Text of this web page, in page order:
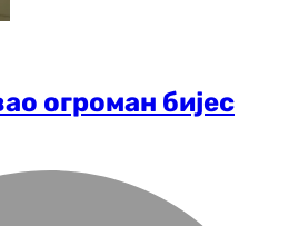
огроман бијес